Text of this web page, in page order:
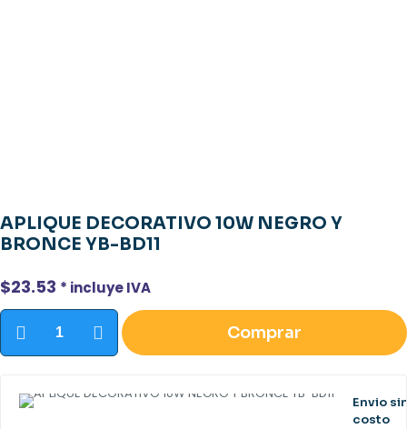
APLIQUE DECORATIVO 10W NEGRO Y
BRONCE YB-BD11
$23.53 * incluye IVA
APLIQUE
DECORATIVO
10W
BRONCE
Comprar
Envio
costo